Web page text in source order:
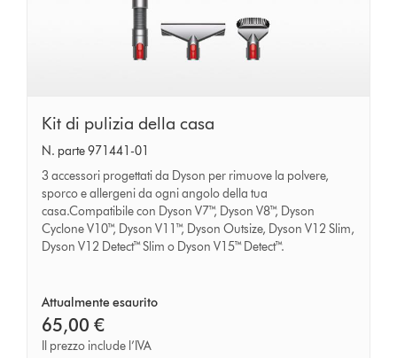
Kit
di
pulizia
della
casa
Kit di pulizia della casa
N. parte 971441-01
3 accessori progettati da Dyson per rimuove la polvere,
sporco e allergeni da ogni angolo della tua
casa.Compatibile con Dyson V7™, Dyson V8™, Dyson
Cyclone V10™, Dyson V11™, Dyson Outsize, Dyson V12 Slim,
Dyson V12 Detect™ Slim o Dyson V15™ Detect™.
Attualmente esaurito
65,00 €
Il prezzo include l’IVA